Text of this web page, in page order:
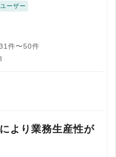
ユーザー
件〜50件
より業務生産性が